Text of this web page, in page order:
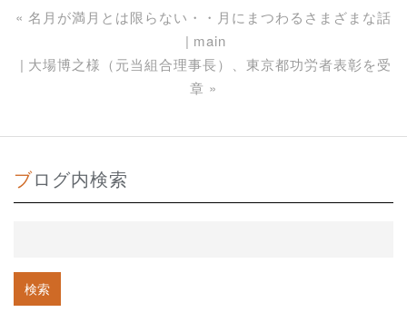
« 名月が満月とは限らない・・月にまつわるさまざまな話
main
大場博之様（元当組合理事⾧）、東京都功労者表彰を受
章 »
ブログ内検索